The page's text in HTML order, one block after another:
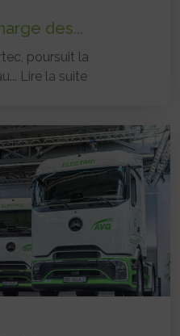
des...
poursuit la
Lire la suite